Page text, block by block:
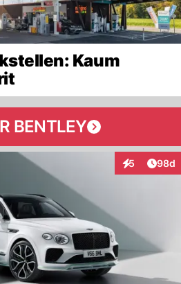
Kaum
BENTLEY
5
Interaktionen
98d